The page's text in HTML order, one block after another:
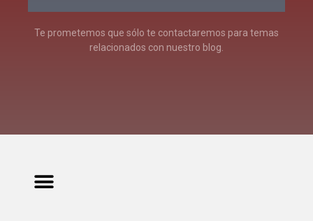
Te prometemos que sólo te contactaremos para temas
relacionados con nuestro blog.